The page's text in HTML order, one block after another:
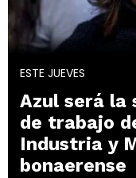
ESTE JUEVES
Azul será la
de trabajo
Industria y
bonaerense